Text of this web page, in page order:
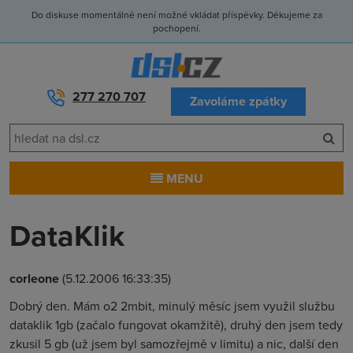
Do diskuse momentálně není možné vkládat příspěvky. Děkujeme za
pochopení.
277 270 707 Zavoláme zpátky
MENU
DataKlik
corleone(5.12.2006 16:33:35)
Dobrý den. Mám o2 2mbit, minulý měsíc jsem využil službu
dataklik 1gb (začalo fungovat okamžitě), druhý den jsem tedy
zkusil 5 gb (už jsem byl samozřejmě v limitu) a nic, další den